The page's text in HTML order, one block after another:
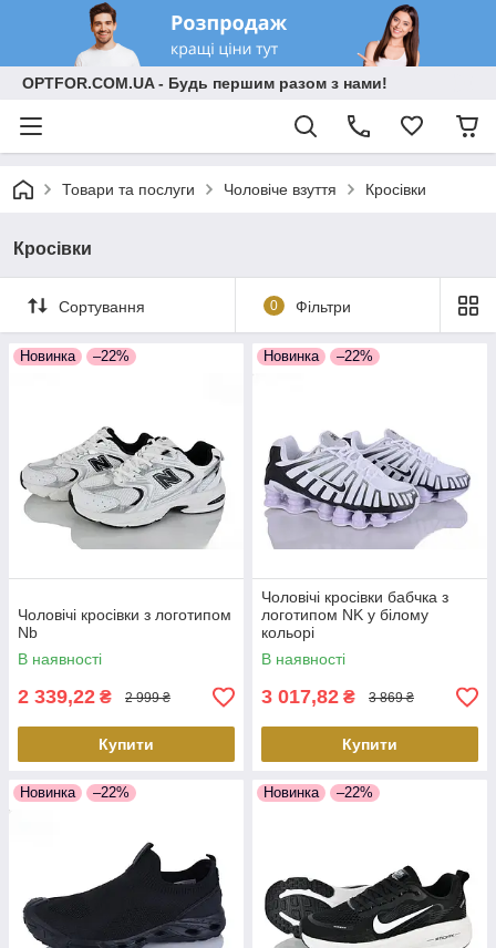
OPTFOR.COM.UA - Будь першим разом з нами!
Товари та послуги Чоловіче взуття Кросівки
Кросівки
Сортування 0 Фільтри
Новинка –22%
Чоловічі кросівки з логотипом
Nb
В наявності
2 339,22 ₴ 2 999 ₴
Купити
Новинка –22%
Чоловічі кросівки бабчка з
логотипом NK у білому
кольорі
В наявності
3 017,82 ₴ 3 869 ₴
Купити
Новинка –22% Новинка –22%